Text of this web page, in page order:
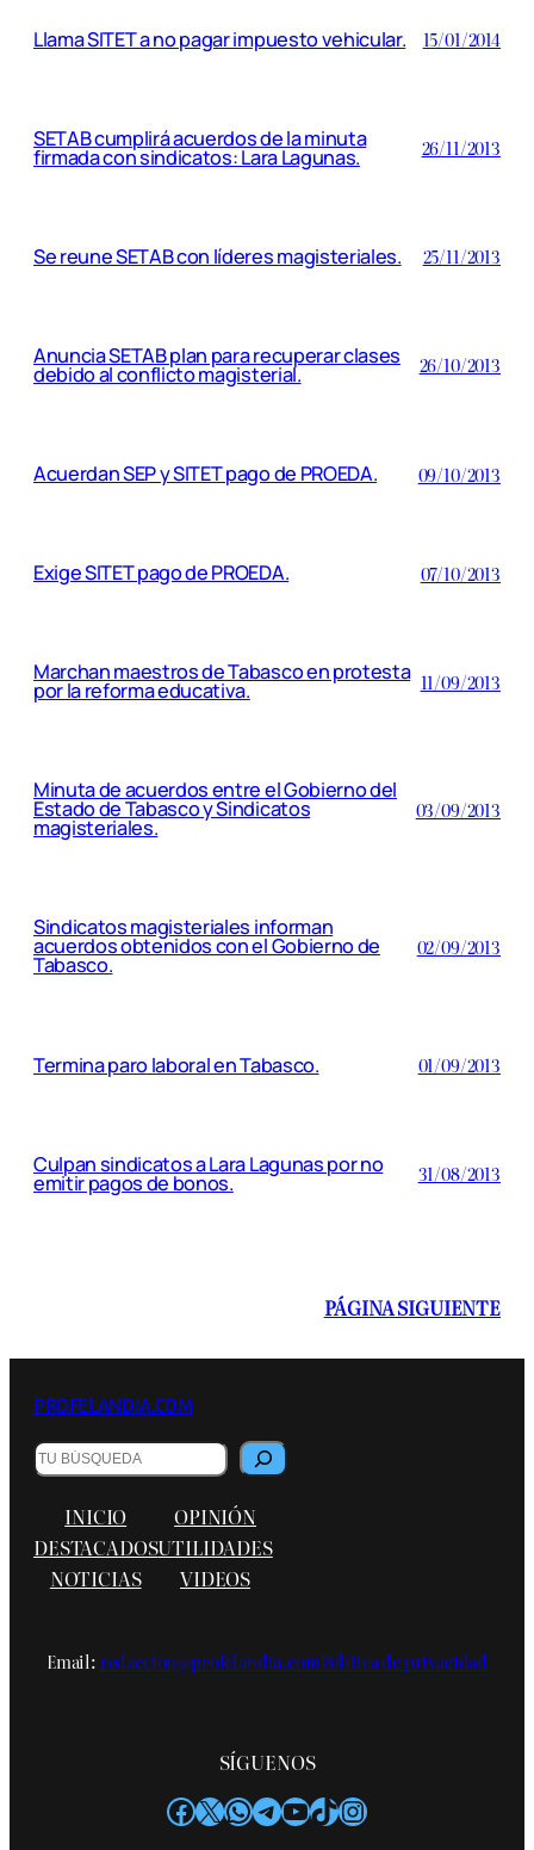
Llama SITET a no pagar impuesto vehicular. 15/01/2014
SETAB cumplirá acuerdos de la minuta
firmada con sindicatos: Lara Lagunas. 26/11/2013
Se reune SETAB con líderes magisteriales. 25/11/2013
Anuncia SETAB plan para recuperar clases
debido al conflicto magisterial. 26/10/2013
Acuerdan SEP y SITET pago de PROEDA. 09/10/2013
Exige SITET pago de PROEDA. 07/10/2013
Marchan maestros de Tabasco en protesta
por la reforma educativa. 11/09/2013
Minuta de acuerdos entre el Gobierno del
Estado de Tabasco y Sindicatos
magisteriales.
03/09/2013
Sindicatos magisteriales informan
acuerdos obtenidos con el Gobierno de
Tabasco.
02/09/2013
Termina paro laboral en Tabasco. 01/09/2013
Culpan sindicatos a Lara Lagunas por no
emitir pagos de bonos. 31/08/2013
PÁGINA SIGUIENTE
PROFELANDIA.COM
Buscar
INICIO
DESTACADOS
NOTICIAS
OPINIÓN
UTILIDADES
VIDEOS
Email:redaccion@profelandia.comPolítica de privacidad
SÍGUENOS
Facebook
X WhatsApp
Telegram
YouTube
TikTok
Instagram